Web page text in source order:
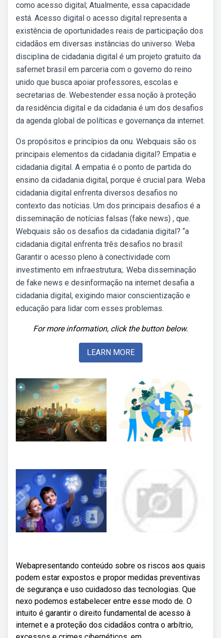
como acesso digital; Atualmente, essa capacidade
está. Acesso digital o acesso digital representa a
existência de oportunidades reais de participação dos
cidadãos em diversas instâncias do universo. Weba
disciplina de cidadania digital é um projeto gratuito da
safernet brasil em parceria com o governo do reino
unido que busca apoiar professores, escolas e
secretarias de. Webestender essa noção à proteção
da residência digital e da cidadania é um dos desafios
da agenda global de políticas e governança da internet.
Os propósitos e princípios da onu. Webquais são os
principais elementos da cidadania digital? Empatia e
cidadania digital. A empatia é o ponto de partida do
ensino da cidadania digital, porque é crucial para. Weba
cidadania digital enfrenta diversos desafios no
contexto das notícias. Um dos principais desafios é a
disseminação de notícias falsas (fake news) , que.
Webquais são os desafios da cidadania digital? “a
cidadania digital enfrenta três desafios no brasil:
Garantir o acesso pleno à conectividade com
investimento em infraestrutura;. Weba disseminação
de fake news e desinformação na internet desafia a
cidadania digital, exigindo maior conscientização e
educação para lidar com esses problemas.
For more information, click the button below.
LEARN MORE
Webapresentando conteúdo sobre os riscos aos quais
podem estar expostos e propor medidas preventivas
de segurança e uso cuidadoso das tecnologias. Que
nexo podemos estabelecer entre esse modo de. O
intuito é garantir o direito fundamental de acesso à
internet e a proteção dos cidadãos contra o arbítrio,